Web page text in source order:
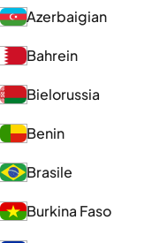
Azerbaigian
Bahrein
Bielorussia
Benin
Brasile
Burkina Faso